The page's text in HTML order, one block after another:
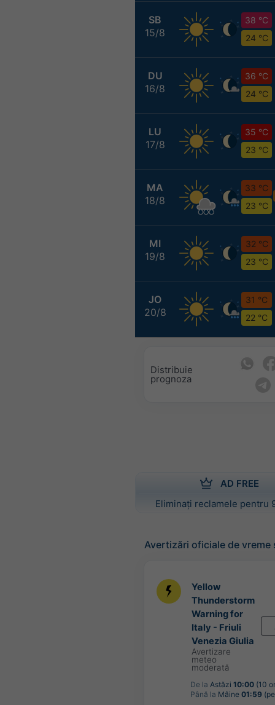
SB
15/8
38 °C
24 °C
DU
16/8
36 °C
24 °C
LU
17/8
35 °C
23 °C
MA
18/8
33 °C
23 °C
MI
19/8
32 °C
23 °C
JO
20/8
31 °C
22 °C
Distribuie
prognoza
AD FREE
Eliminați reclamele pentru
Avertizări oficiale de vreme
Yellow
Thunderstorm
Warning for
Italy - Friuli
Venezia Giulia
Avertizare
meteo
moderată
De la Astăzi 10:00 (10
Până la Mâine 01:59